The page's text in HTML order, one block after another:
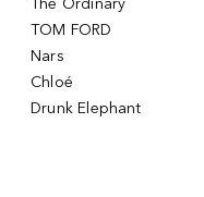
The Ordinary
TOM FORD
Nars
Chloé
Drunk Elephant